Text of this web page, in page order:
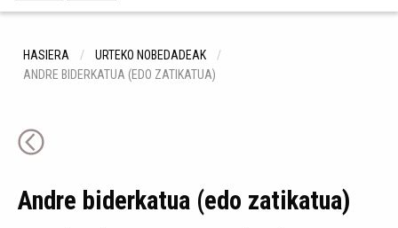
HASIERA
URTEKO NOBEDADEAK
ANDRE BIDERKATUA (EDO ZATIKATUA)
Andre biderkatua (edo zatikatua)